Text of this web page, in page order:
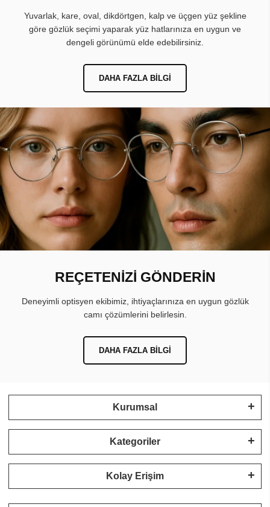
Yuvarlak, kare, oval, dikdörtgen, kalp ve üçgen yüz şekline
göre gözlük seçimi yaparak yüz hatlarınıza en uygun ve
dengeli görünümü elde edebilirsiniz.
DAHA FAZLA BILGI
REÇETENİZİ GÖNDERİN
Deneyimli optisyen ekibimiz, ihtiyaçlarınıza en uygun gözlük
camı çözümlerini belirlesin.
DAHA FAZLA BILGI
Kurumsal
Kategoriler
Kolay Erişim